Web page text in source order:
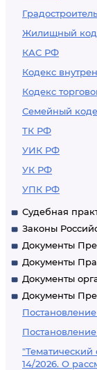
Жилищный
КАС РФ
Кодекс
Кодекс
Семейный
ТК РФ
УИК РФ
УК РФ
УПК РФ
Судебная
Законы
Документы
Документы
Документы
Документы
14/2026. О